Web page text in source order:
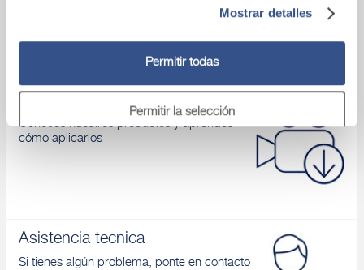
Mostrar detalles
Permitir todas
Permitir la selección
Conoces nuestros productos y aprendes
cómo aplicarlos
Asistencia tecnica
Si tienes algún problema, ponte en contacto